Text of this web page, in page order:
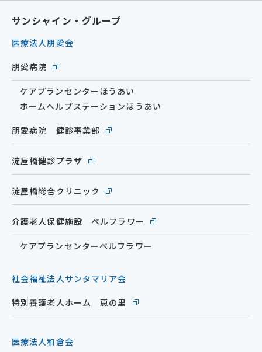
サンシャイン・グループ
医療法人朋愛会
朋愛病院
ケアプランセンターほうあい
ホームヘルプステーションほうあい
朋愛病院 健診事業部
淀屋橋健診プラザ
淀屋橋総合クリニック
介護老人保健施設 ベルフラワー
ケアプランセンターベルフラワー
社会福祉法人サンタマリア会
特別養護老人ホーム 恵の里
医療法人和倉会